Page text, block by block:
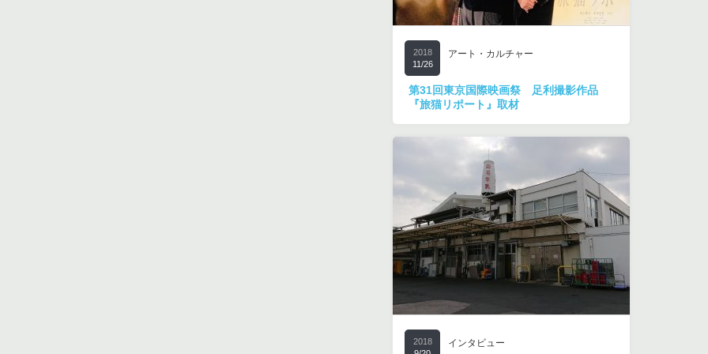
2018
11/26
アート・カルチャー
第31回東京国際映画祭 足利撮影作品
『旅猫リポート』取材
2018
インタビュー